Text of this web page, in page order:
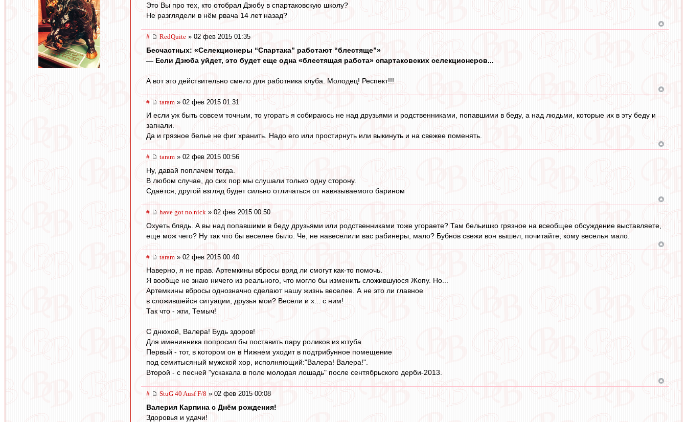
Это Вы про тех, кто отобрал Дзюбу в спартаковскую школу?
Не разглядели в нём рвача 14 лет назад?
# RedQuite » 02 фев 2015 01:35
Бесчастных: «Селекционеры “Спартака” работают “блестяще”»
— Если Дзюба уйдет, это будет еще одна «блестящая работа» спартаковских селекционеров...
А вот это действительно смело для работника клуба. Молодец! Респект!!!
# taram » 02 фев 2015 01:31
И если уж быть совсем точным, то угорать я собираюсь не над друзьями и родственниками, попавшими в беду, а над людьми, которые их в эту беду и
загнали.
Да и грязное белье не фиг хранить. Надо его или простирнуть или выкинуть и на свежее поменять.
# taram » 02 фев 2015 00:56
Ну, давай поплачем тогда.
В любом случае, до сих пор мы слушали только одну сторону.
Сдается, другой взгляд будет сильно отличаться от навязываемого барином
# have got no nick » 02 фев 2015 00:50
Охуеть блядь. А вы над попавшими в беду друзьями или родственниками тоже угораете? Там бельишко грязное на всеобщее обсуждение выставляете,
еще мож чего? Ну так что бы веселее было. Че, не навеселили вас рабинеры, мало? Бубнов свежи вон вышел, почитайте, кому веселья мало.
# taram » 02 фев 2015 00:40
Наверно, я не прав. Артемкины вбросы вряд ли смогут как-то помочь.
Я вообще не знаю ничего из реального, что могло бы изменить сложившуюся Жопу. Но...
Артемкины вбросы однозначно сделают нашу жизнь веселее. А не это ли главное
в сложившейся ситуации, друзья мои? Весели и х... с ним!
Так что - жги, Темыч!
С днюхой, Валера! Будь здоров!
Для именинника попросил бы поставить пару роликов из ютуба.
Первый - тот, в котором он в Нижнем уходит в подтрибунное помещение
под семитысяный мужской хор, исполняющий:"Валера! Валера!".
Второй - с песней "ускакала в поле молодая лошадь" после сентябрьского дерби-2013.
# StuG 40 Ausf F/8 » 02 фев 2015 00:08
Валерия Карпина с Днём рождения!
Здоровья и удачи!